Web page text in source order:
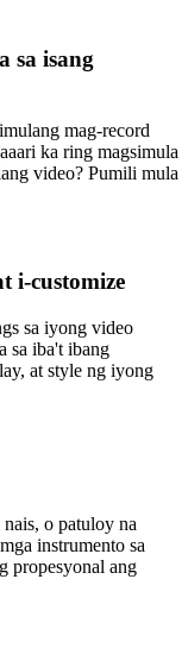
sa isang
mag-record
ka ring magsimula
video? Pumili mula
i-customize
sa iyong video
sa iba't ibang
at style ng iyong
o patuloy na
instrumento sa
propesyonal ang